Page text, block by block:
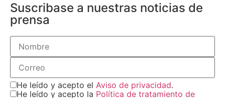
Suscribase a nuestras noticias de
prensa
He leído y acepto el Aviso de privacidad.
He leído y acepto la Política de tratamiento de